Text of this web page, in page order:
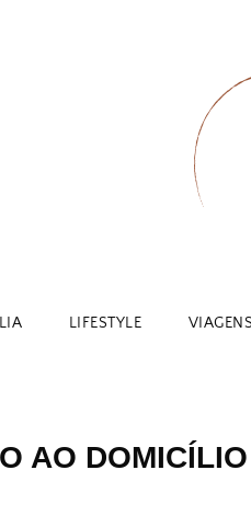
LIFESTYLE VIAGENS
AO DOMICÍLIO